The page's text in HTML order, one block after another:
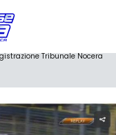
Tribunale Nocera